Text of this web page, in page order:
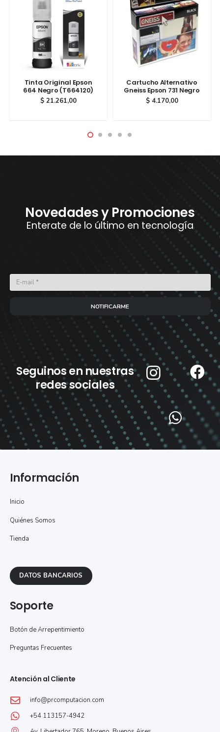
Tinta Original Epson
664 Negro (T664120)
$21.261,00
Cartucho Alternativo
Gneiss Epson 731 Negro
$4.170,00
Novedades y Promociones
Enterate de lo último en tecnología
NOTIFICARME
Seguinos en nuestras
redes sociales
Información
Inicio
Quiénes Somos
Tienda
DATOS BANCARIOS
Soporte
Botón de Arrepentimiento
Preguntas Frecuentes
Atención al Cliente
info@prcomputacion.com
+54 113157-4942